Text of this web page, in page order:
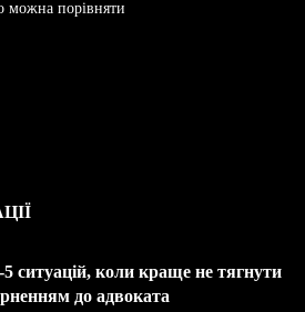
порівняти
ситуацій, коли краще не тягнути
до адвоката